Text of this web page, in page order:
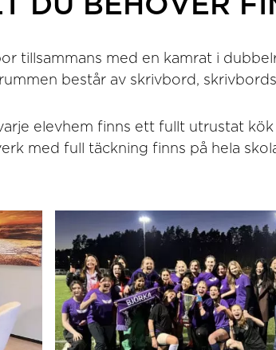
tillsammans med en kamrat i
består av skrivbord,
elevhem finns ett fullt utrustat
med full täckning finns på hela